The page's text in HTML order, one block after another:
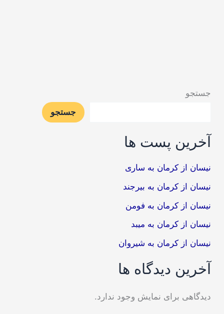
جستجو
جستجو
آخرین پست ها
نیسان از کرمان به ساری
نیسان از کرمان به بیرجند
نیسان از کرمان به فومن
نیسان از کرمان به میبد
نیسان از کرمان به شیروان
آخرین دیدگاه ها
دیدگاهی برای نمایش وجود ندارد.